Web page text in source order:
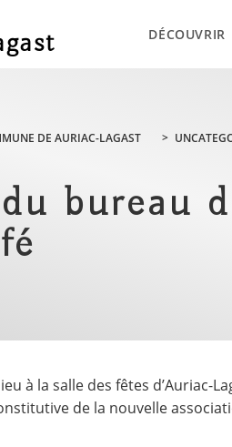
DÉCOUVRIR
DE AURIAC-LAGAST >
bureau
à la salle des fêtes d’Auriac-
de la nouvelle